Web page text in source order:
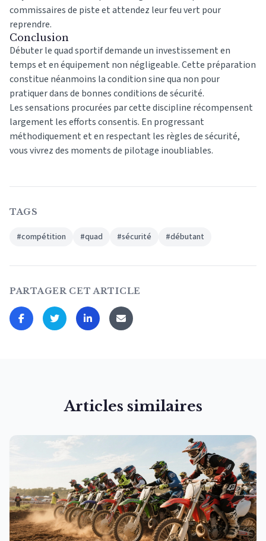
commissaires de piste et attendez leur feu vert pour
reprendre.
Conclusion
Débuter le quad sportif demande un investissement en
temps et en équipement non négligeable. Cette préparation
constitue néanmoins la condition sine qua non pour
pratiquer dans de bonnes conditions de sécurité.
Les sensations procurées par cette discipline récompensent
largement les efforts consentis. En progressant
méthodiquement et en respectant les règles de sécurité,
vous vivrez des moments de pilotage inoubliables.
TAGS
#compétition #quad #sécurité #débutant
PARTAGER CET ARTICLE
Articles similaires